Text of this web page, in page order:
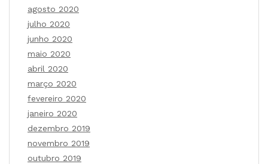
agosto 2020
julho 2020
junho 2020
maio 2020
abril 2020
março 2020
fevereiro 2020
janeiro 2020
dezembro 2019
novembro 2019
outubro 2019